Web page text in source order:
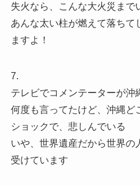
失火なら、こんな大火災まで
あんな太い柱が燃えて落ちて
ますよ！
7.
テレビでコメンテーターが
何度も言ってたけど、沖縄ど
ショックで、悲しんでいる
いや、世界遺産だから世界の
受けています